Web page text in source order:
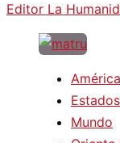
Editor La
Mundo